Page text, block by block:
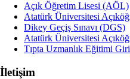
Açık Öğretim Lisesi (AÖL)
Atatürk Üniversitesi
Dikey Geçiş Sınavı (DGS)
Atatürk Üniversitesi
Tıpta Uzmanlık Eğitimi
İletişim